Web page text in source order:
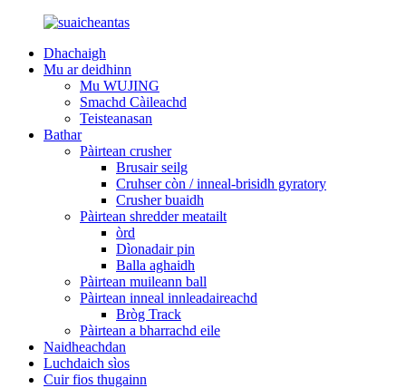
Dhachaigh
Mu ar deidhinn
Mu WUJING
Smachd Càileachd
Teisteanasan
Bathar
Pàirtean crusher
Brusair seilg
Cruhser còn / inneal-brisidh gyratory
Crusher buaidh
Pàirtean shredder meatailt
òrd
Dìonadair pin
Balla aghaidh
Pàirtean muileann ball
Pàirtean inneal innleadaireachd
Bròg Track
Pàirtean a bharrachd eile
Naidheachdan
Luchdaich sìos
Cuir fios thugainn